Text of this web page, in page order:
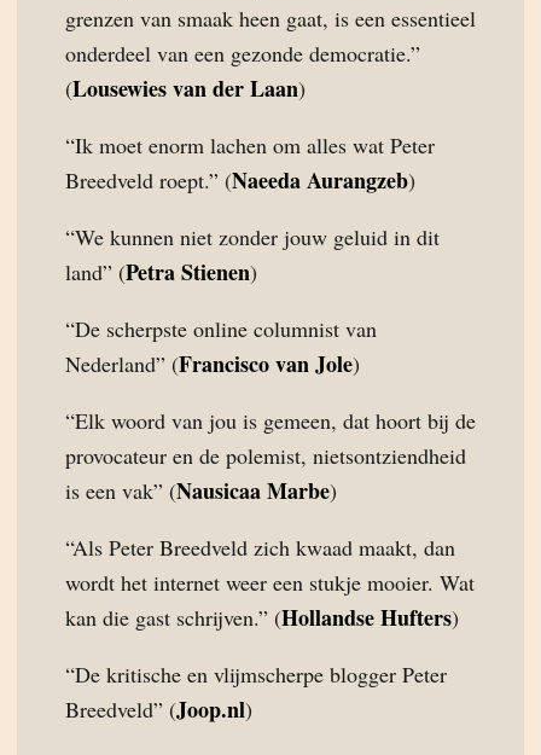
grenzen van smaak heen gaat, is een essentieel
onderdeel van een gezonde democratie.”
(Lousewies van der Laan)
“Ik moet enorm lachen om alles wat Peter
Breedveld roept.” (Naeeda Aurangzeb)
“We kunnen niet zonder jouw geluid in dit
land” (Petra Stienen)
“De scherpste online columnist van
Nederland” (Francisco van Jole)
“Elk woord van jou is gemeen, dat hoort bij de
provocateur en de polemist, nietsontziendheid
is een vak” (Nausicaa Marbe)
“Als Peter Breedveld zich kwaad maakt, dan
wordt het internet weer een stukje mooier. Wat
kan die gast schrijven.” (Hollandse Hufters)
“De kritische en vlijmscherpe blogger Peter
Breedveld” (Joop.nl)